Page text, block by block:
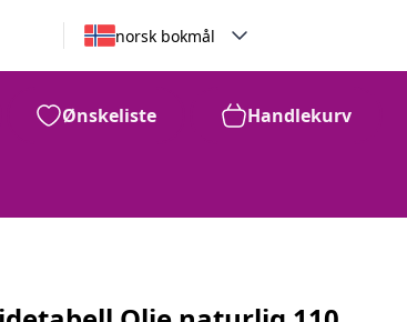
norsk bokmål
Ønskeliste Handlekurv